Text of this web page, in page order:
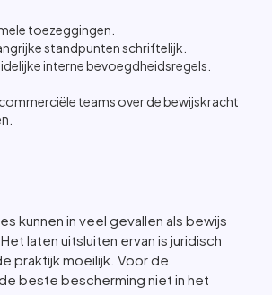
toezeggingen.
standpunten schriftelijk.
interne bevoegdheidsregels.
teams over de bewijskracht
kunnen in veel gevallen als bewijs
laten uitsluiten ervan is juridisch
praktijk moeilijk. Voor de
beste bescherming niet in het